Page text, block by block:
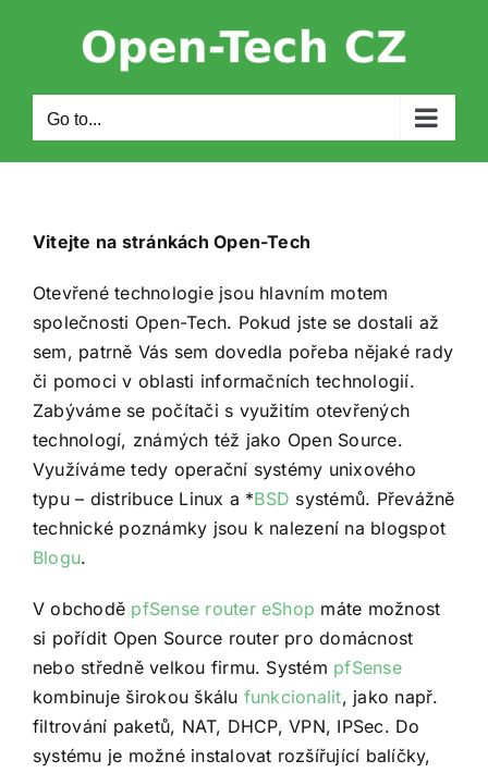
Go to...
Vitejte na stránkách Open-Tech
Otevřené technologie jsou hlavním motem
společnosti Open-Tech. Pokud jste se dostali až
sem, patrně Vás sem dovedla pořeba nějaké rady
či pomoci v oblasti informačních technologií.
Zabýváme se počítači s využitím otevřených
technologí, známých též jako Open Source.
Využíváme tedy operační systémy unixového
typu – distribuce Linux a *BSD systémů. Převážně
technické poznámky jsou k nalezení na blogspot
Blogu.
V obchodě pfSense router eShop máte možnost
si pořídit Open Source router pro domácnost
nebo středně velkou firmu. Systém pfSense
kombinuje širokou škálu funkcionalit, jako např.
filtrování paketů, NAT, DHCP, VPN, IPSec. Do
systému je možné instalovat rozšířující balíčky,